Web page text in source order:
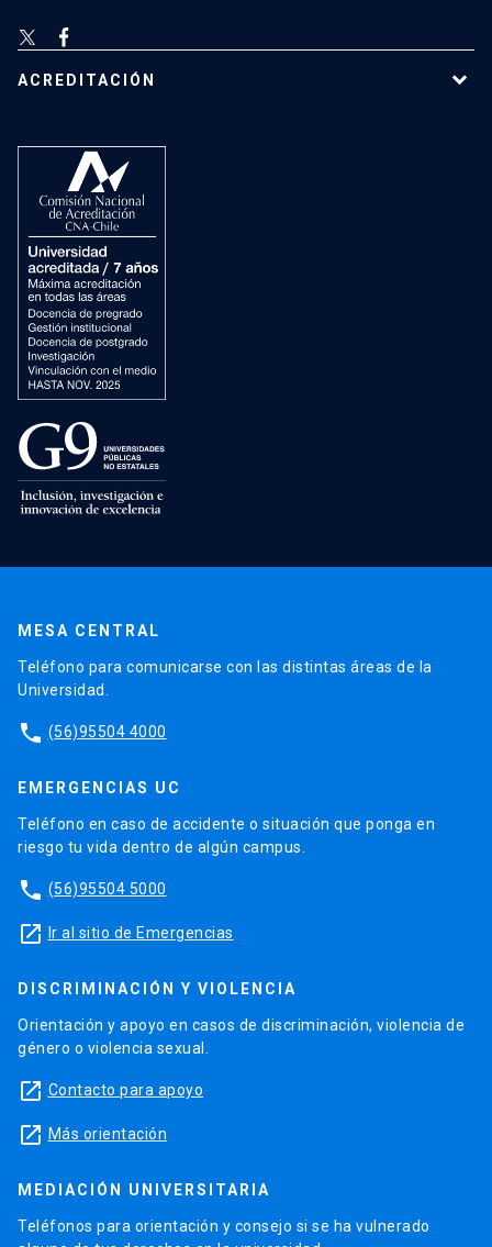
ACREDITACIÓN
MESA CENTRAL
Teléfono para comunicarse con las distintas áreas de la
Universidad.
phone (56)95504 4000
EMERGENCIAS UC
Teléfono en caso de accidente o situación que ponga en
riesgo tu vida dentro de algún campus.
phone (56)95504 5000
launch Ir al sitio de Emergencias
DISCRIMINACIÓN Y VIOLENCIA
Orientación y apoyo en casos de discriminación, violencia de
género o violencia sexual.
launch Contacto para apoyo
launch Más orientación
MEDIACIÓN UNIVERSITARIA
Teléfonos para orientación y consejo si se ha vulnerado